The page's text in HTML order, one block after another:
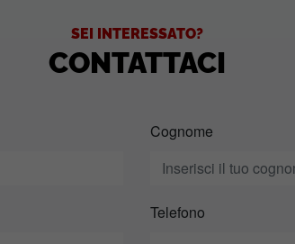
SEI INTERESSATO?
CONTATTACI
Cognome
Telefono